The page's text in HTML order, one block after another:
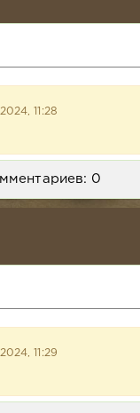
11:28
0
11:29